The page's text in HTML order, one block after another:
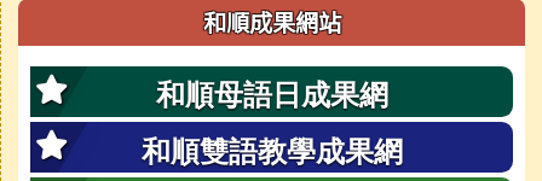
和順成果網站
和順母語日成果網
和順雙語教學成果網